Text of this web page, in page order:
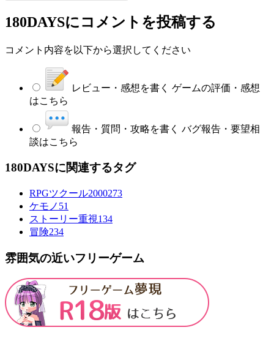
180DAYSにコメントを投稿する
コメント内容を以下から選択してください
レビュー・感想を書く ゲームの評価・感想
はこちら
報告・質問・攻略を書く バグ報告・要望相
談はこちら
180DAYSに関連するタグ
RPGツクール2000273
ケモノ 51
ストーリー重視134
冒険234
雰囲気の近いフリーゲーム